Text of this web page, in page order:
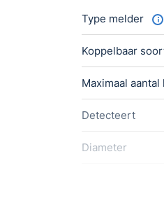
Type melder
Koppelbaar
Maximaal
Detecteert
Diameter